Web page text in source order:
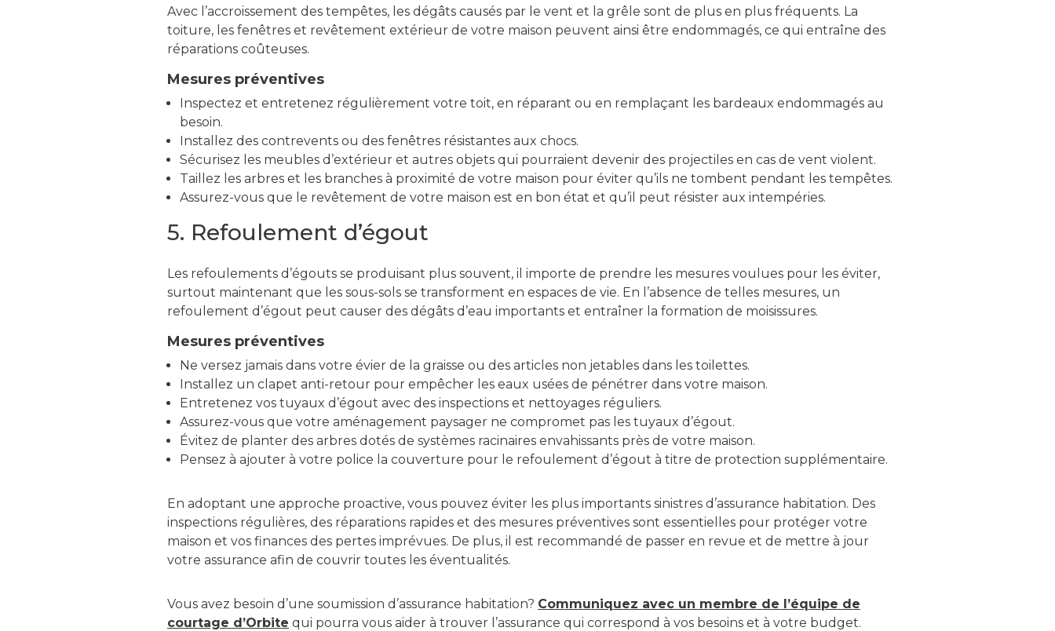
Avec l’accroissement des tempêtes, les dégâts causés par le vent et la grêle sont de plus en plus fréquents. La
toiture, les fenêtres et revêtement extérieur de votre maison peuvent ainsi être endommagés, ce qui entraîne des
réparations coûteuses.
Mesures préventives
Inspectez et entretenez régulièrement votre toit, en réparant ou en remplaçant les bardeaux endommagés au
besoin.
Installez des contrevents ou des fenêtres résistantes aux chocs.
Sécurisez les meubles d’extérieur et autres objets qui pourraient devenir des projectiles en cas de vent violent.
Taillez les arbres et les branches à proximité de votre maison pour éviter qu’ils ne tombent pendant les tempêtes.
Assurez-vous que le revêtement de votre maison est en bon état et qu’il peut résister aux intempéries.
5. Refoulement d’égout
Les refoulements d’égouts se produisant plus souvent, il importe de prendre les mesures voulues pour les éviter,
surtout maintenant que les sous-sols se transforment en espaces de vie. En l’absence de telles mesures, un
refoulement d’égout peut causer des dégâts d’eau importants et entraîner la formation de moisissures.
Mesures préventives
Ne versez jamais dans votre évier de la graisse ou des articles non jetables dans les toilettes.
Installez un clapet anti-retour pour empêcher les eaux usées de pénétrer dans votre maison.
Entretenez vos tuyaux d’égout avec des inspections et nettoyages réguliers.
Assurez-vous que votre aménagement paysager ne compromet pas les tuyaux d’égout.
Évitez de planter des arbres dotés de systèmes racinaires envahissants près de votre maison.
Pensez à ajouter à votre police la couverture pour le refoulement d’égout à titre de protection supplémentaire.
En adoptant une approche proactive, vous pouvez éviter les plus importants sinistres d’assurance habitation. Des
inspections régulières, des réparations rapides et des mesures préventives sont essentielles pour protéger votre
maison et vos finances des pertes imprévues. De plus, il est recommandé de passer en revue et de mettre à jour
votre assurance afin de couvrir toutes les éventualités.
Vous avez besoin d’une soumission d’assurance habitation? Communiquez avec un membre de l’équipe de
courtage d’Orbite qui pourra vous aider à trouver l’assurance qui correspond à vos besoins et à votre budget.